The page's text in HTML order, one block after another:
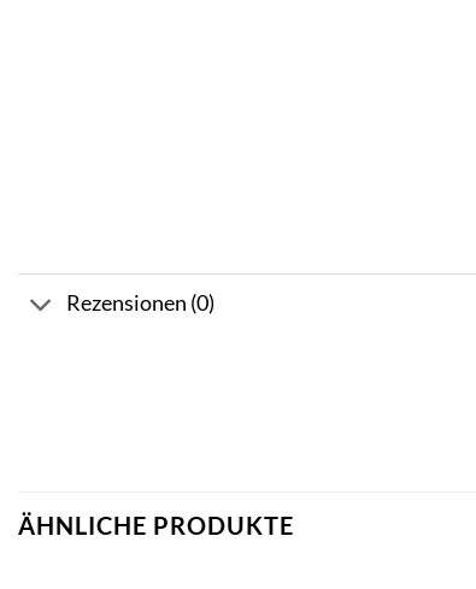
Rezensionen (0)
ÄHNLICHE PRODUKTE